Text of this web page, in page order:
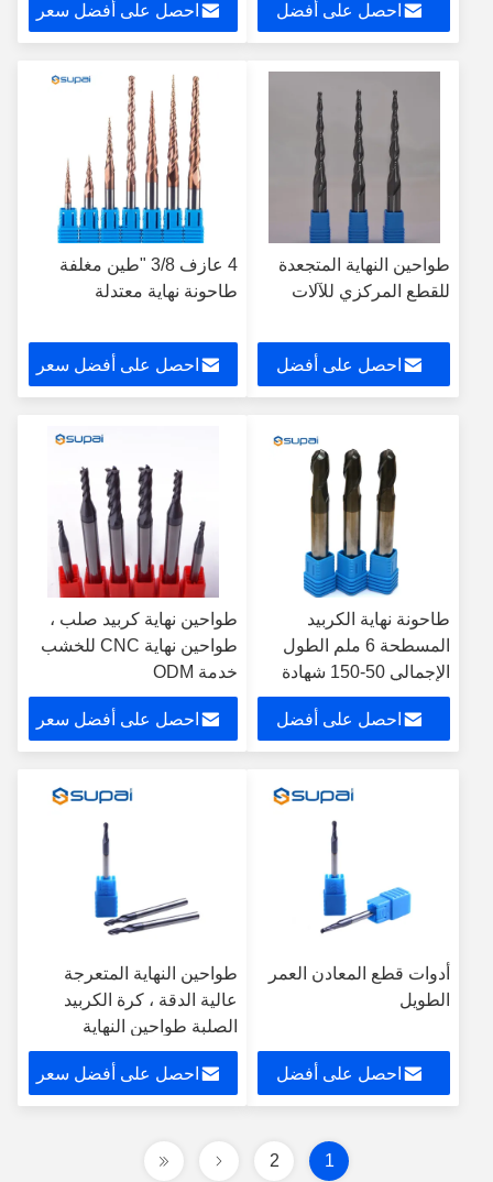
احصل على أفضل احصل على أفضل سعر
طواحين النهاية المتجعدة
للقطع المركزي للآلات
احصل على أفضل
4 عازف 3/8 "طين مغلفة
طاحونة نهاية معتدلة
احصل على أفضل سعر
طاحونة نهاية الكربيد
المسطحة 6 ملم الطول
الإجمالي 50-150 شهادة
ISO
احصل على أفضل
طواحين نهاية كربيد صلب ،
طواحين نهاية CNC للخشب
خدمة ODM
احصل على أفضل سعر
أدوات قطع المعادن العمر
الطويل
احصل على أفضل
طواحين النهاية المتعرجة
عالية الدقة ، كرة الكربيد
الصلبة طواحين النهاية
احصل على أفضل سعر
1
2